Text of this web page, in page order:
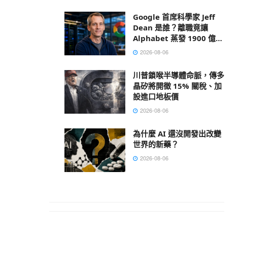
Google 首席科學家 Jeff
Dean 是誰？離職竟讓
Alphabet 蒸發 1900 億美
元2026-08-06
川普鎖喉半導體命脈，傳多
晶矽將開徵 15% 關稅、加
設進口地板價
2026-08-06
為什麼 AI 還沒開發出改變
世界的新藥？
2026-08-06